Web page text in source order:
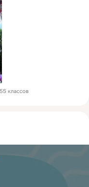
классов